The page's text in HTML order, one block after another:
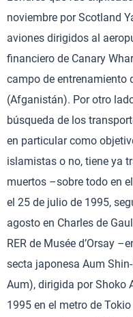
noviembre por Scotland
aviones dirigidos al
financiero de Canary
campo de entrenamiento
(Afganistán). Por otro
búsqueda de los
en particular como
islamistas o no, tiene ya
muertos –sobre todo en
el 25 de julio de 1995,
agosto en Charles de
RER de Musée d’Orsay
secta japonesa Aum
Aum), dirigida por Shoko
1995 en el metro de